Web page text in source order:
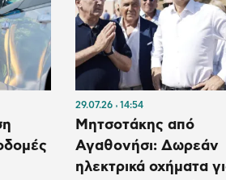
29.07.26 14:54
Μητσοτάκης από
Αγαθονήσι: Δωρεάν
ηλεκτρικά οχήματα